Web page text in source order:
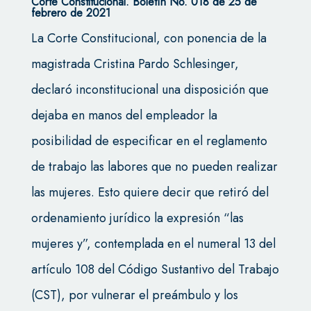
febrero de 2021
La Corte Constitucional, con ponencia de la
magistrada Cristina Pardo Schlesinger,
declaró inconstitucional una disposición que
dejaba en manos del empleador la
posibilidad de especificar en el reglamento
de trabajo las labores que no pueden realizar
las mujeres. Esto quiere decir que retiró del
ordenamiento jurídico la expresión “las
mujeres y”, contemplada en el numeral 13 del
artículo 108 del Código Sustantivo del Trabajo
(CST), por vulnerar el preámbulo y los